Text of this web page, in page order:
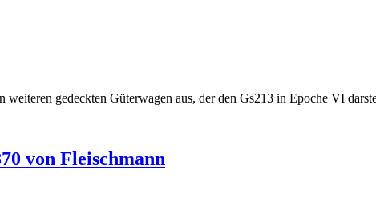
gedeckten Güterwagen aus, der den Gs213 in Epoche VI
von Fleischmann